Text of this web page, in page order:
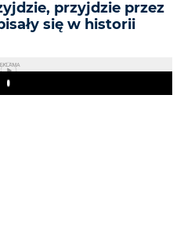
przyjdzie przez
się w historii
Play